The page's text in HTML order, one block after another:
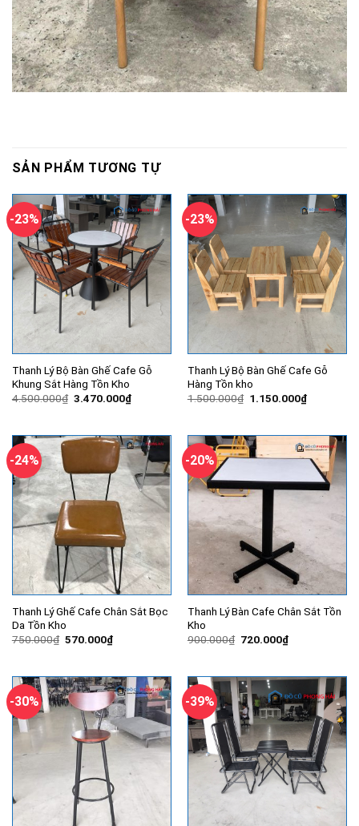
SẢN PHẨM TƯƠNG TỰ
-23%
Thanh Lý Bộ Bàn Ghế Cafe Gỗ
Khung Sắt Hàng Tồn Kho
4.500.000₫ Giá
3.470.000₫Giá
hiện
3.470.000₫.
-23%
Thanh Lý Bộ Bàn Ghế Cafe Gỗ
Hàng Tồn kho
1.500.000₫ Giá
1.150.000₫Giá
hiện
-24%
Thanh Lý Ghế Cafe Chân Sắt Bọc
Da Tồn Kho
750.000₫ Giá
570.000₫Giá
hiện
570.000₫.
-20%
Thanh Lý Bàn Cafe Chân Sắt Tồn
Kho
900.000₫ Giá
720.000₫Giá
hiện
720.000₫.
-30% -39%